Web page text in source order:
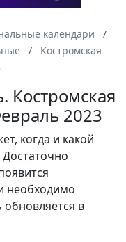
календари
Костромская
Костромская
2023
когда и какой
необходимо
обновляется в